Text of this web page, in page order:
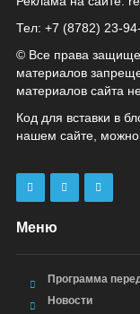
Тел: +7 (8782)
© Все права
материалов
материалов сайта
Код для вставки в
нашем сайте, можно
Меню
Программа
Новости